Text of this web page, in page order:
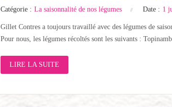
Catégorie : La saisonnalité de nos légumes Date : 1
Gillet Contres a toujours travaillé avec des légumes de
Pour nous, les légumes récoltés sont les suivants :
LIRE LA SUITE